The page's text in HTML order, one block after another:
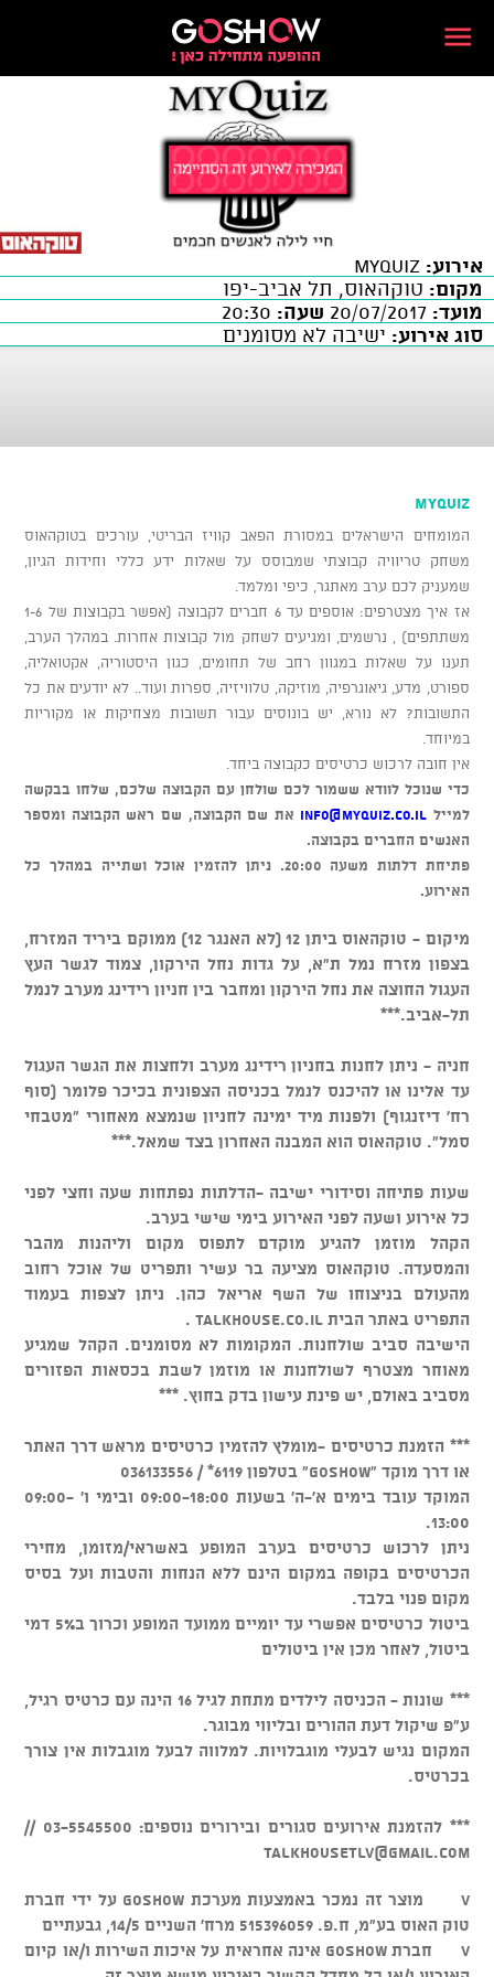
אירוע:
מקום: טוקהאוס, תל אביב-יפו
מועד:
שעה:
סוג אירוע: ישיבה לא מסומנים
MYQuiz
המומחים הישראלים במסורת הפאב קוויז הבריטי, עורכים בטוקהאוס
משחק טריוויה קבוצתי שמבוסס על שאלות ידע כללי וחידות הגיון,
שמעניק לכם ערב מאתגר, כיפי ומלמד.
אז איך מצטרפים: אוספים עד 6 חברים לקבוצה (אפשר בקבוצות של 1-6
משתתפים) , נרשמים, ומגיעים לשחק מול קבוצות אחרות. במהלך הערב,
תענו על שאלות במגוון רחב של תחומים, כגון היסטוריה, אקטואליה,
ספורט, מדע, גיאוגרפיה, מוזיקה, טלוויזיה, ספרות ועוד.. לא יודעים את כל
התשובות? לא נורא, יש בונוסים עבור תשובות מצחיקות או מקוריות
במיוחד.
אין חובה לרכוש כרטיסים כקבוצה ביחד.
כדי שנוכל לוודא ששמור לכם שולחן עם הקבוצה שלכם, שלחו בבקשה
למייל info@myquiz.co.il את שם הקבוצה, שם ראש הקבוצה ומספר
האנשים החברים בקבוצה.
פתיחת דלתות משעה 20:00. ניתן להזמין אוכל ושתייה במהלך כל
האירוע.
מיקום - טוקהאוס ביתן 12 (לא האנגר 12) ממוקם ביריד המזרח,
בצפון מזרח נמל ת"א, על גדות נחל הירקון, צמוד לגשר העץ
העגול החוצה את נחל הירקון ומחבר בין חניון רידינג מערב לנמל
תל-אביב.***
חניה - ניתן לחנות בחניון רידינג מערב ולחצות את הגשר העגול
עד אלינו או להיכנס לנמל בכניסה הצפונית בכיכר פלומר (סוף
רח' דיזנגוף) ולפנות מיד ימינה לחניון שנמצא מאחורי "מטבחי
סמל". טוקהאוס הוא המבנה האחרון בצד שמאל.***
שעות פתיחה וסידורי ישיבה -הדלתות נפתחות שעה וחצי לפני
כל אירוע ושעה לפני האירוע בימי שישי בערב.
הקהל מוזמן להגיע מוקדם לתפוס מקום וליהנות מהבר
והמסעדה. טוקהאוס מציעה בר עשיר ותפריט של אוכל רחוב
מהעולם בניצוחו של השף אריאל כהן. ניתן לצפות בעמוד
התפריט באתר הבית talkhouse.co.il .
הישיבה סביב שולחנות. המקומות לא מסומנים. הקהל שמגיע
מאוחר מצטרף לשולחנות או מוזמן לשבת בכסאות הפזורים
מסביב באולם, יש פינת עישון בדק בחוץ. ***
*** הזמנת כרטיסים -מומלץ להזמין כרטיסים מראש דרך האתר
או דרך מוקד "GOSHOW" בטלפון 6119* / 036133556
המוקד עובד בימים א'-ה' בשעות 09:00-18:00 ובימי ו' 09:00-
13:00.
ניתן לרכוש כרטיסים בערב המופע באשראי/מזומן, מחירי
הכרטיסים בקופה במקום הינם ללא הנחות והטבות ועל בסיס
מקום פנוי בלבד.
ביטול כרטיסים אפשרי עד יומיים ממועד המופע וכרוך ב5% דמי
ביטול, לאחר מכן אין ביטולים
*** שונות - הכניסה לילדים מתחת לגיל 16 הינה עם כרטיס רגיל,
ע"פ שיקול דעת ההורים ובליווי מבוגר.
המקום נגיש לבעלי מוגבלויות. למלווה לבעל מוגבלות אין צורך
בכרטיס.
*** להזמנת אירועים סגורים ובירורים נוספים: 03-5545500 //
talkhousetlv@gmail.com
v מוצר זה נמכר באמצעות מערכת GOSHOW על ידי חברת
טוק האוס בע"מ, ח.פ. 515396059 מרח' השניים 14/5, גבעתיים
v חברת GOSHOW אינה אחראית על איכות השירות ו/או קיום